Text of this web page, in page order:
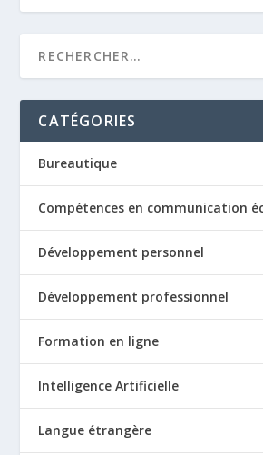
CATÉGORIES
Bureautique
Compétences en communication
Développement personnel
Développement professionnel
Formation en ligne
Intelligence Artificielle
Langue étrangère